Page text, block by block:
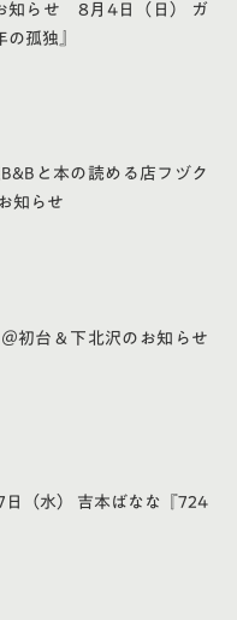
知らせ 8月4日（日） ガ
孤独』
と本の読める店フヅク
知らせ
初台＆下北沢のお知らせ
（水） 吉本ばなな『724